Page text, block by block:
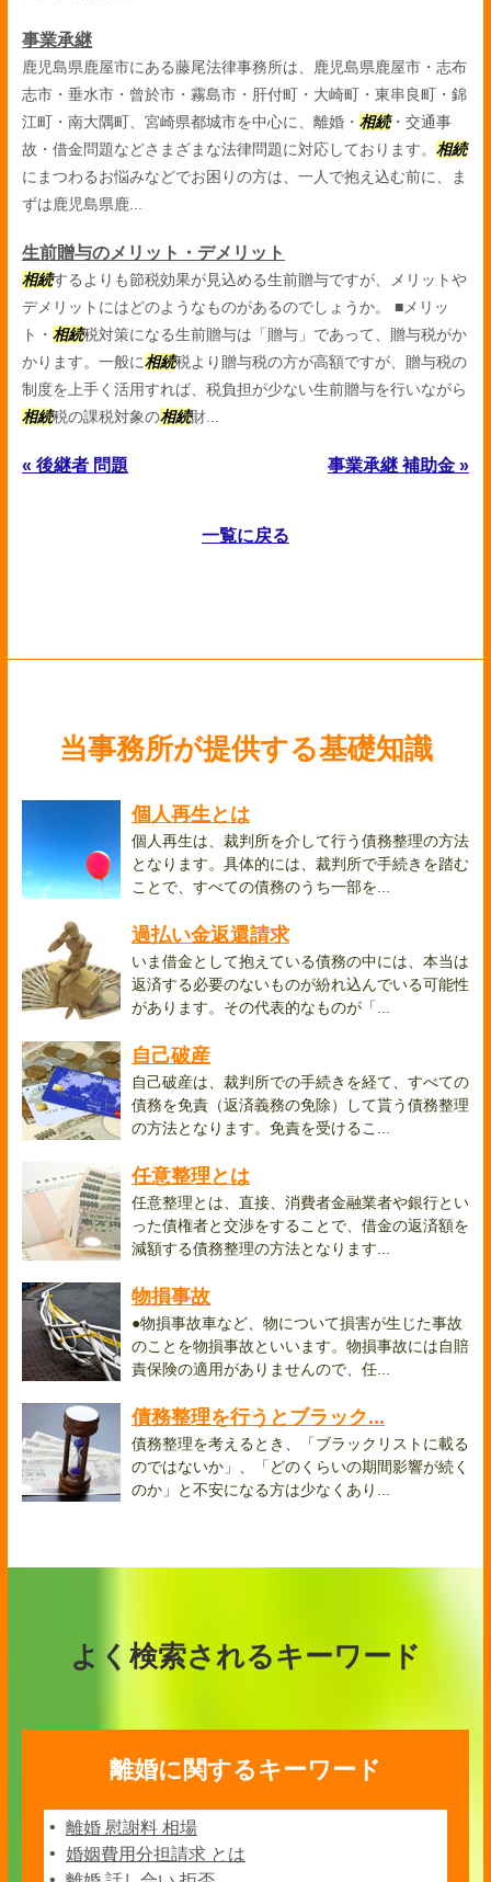
事業承継
鹿児島県鹿屋市にある藤尾法律事務所は、鹿児島県鹿屋市・志布
志市・垂水市・曾於市・霧島市・肝付町・大崎町・東串良町・錦
江町・南大隅町、宮崎県都城市を中心に、離婚・ 相続・交通事
故・借金問題などさまざまな法律問題に対応しております。 相続
にまつわるお悩みなどでお困りの方は、一人で抱え込む前に、ま
ずは鹿児島県鹿...
生前贈与のメリット・デメリット
相続するよりも節税効果が見込める生前贈与ですが、メリットや
デメリットにはどのようなものがあるのでしょうか。 ■メリッ
ト・ 相続税対策になる生前贈与は「贈与」であって、贈与税がか
かります。一般に相続税より贈与税の方が高額ですが、贈与税の
制度を上手く活用すれば、税負担が少ない生前贈与を行いながら
相続税の課税対象の相続財...
« 後継者 問題 事業承継 補助金 »
一覧に戻る
当事務所が提供する基礎知識
個人再生とは
個人再生は、裁判所を介して行う債務整理の方法
となります。具体的には、裁判所で手続きを踏む
ことで、すべての債務のうち一部を...
過払い金返還請求
いま借金として抱えている債務の中には、本当は
返済する必要のないものが紛れ込んでいる可能性
があります。その代表的なものが「...
自己破産
自己破産は、裁判所での手続きを経て、すべての
債務を免責（返済義務の免除）して貰う債務整理
の方法となります。免責を受けるこ...
任意整理とは
任意整理とは、直接、消費者金融業者や銀行とい
った債権者と交渉をすることで、借金の返済額を
減額する債務整理の方法となります...
物損事故
●物損事故車など、物について損害が生じた事故
のことを物損事故といいます。物損事故には自賠
責保険の適用がありませんので、任...
債務整理を行うとブラック...
債務整理を考えるとき、「ブラックリストに載る
のではないか」、「どのくらいの期間影響が続く
のか」と不安になる方は少なくあり...
よく検索されるキーワード
離婚に関するキーワード
離婚 慰謝料 相場
婚姻費用分担請求 とは